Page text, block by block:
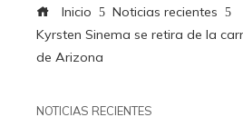
Inicio
Noticias recientes
Kyrsten Sinema se retira de la
de Arizona
NOTICIAS RECIENTES